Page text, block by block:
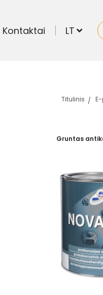
Kontaktai LT
Titulinis
Gruntas